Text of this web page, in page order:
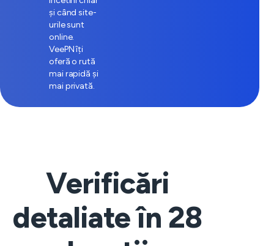
și când site-
urile sunt
online.
VeePN îți
oferă o rută
mai rapidă și
mai privată.
Verificări
detaliate în 28